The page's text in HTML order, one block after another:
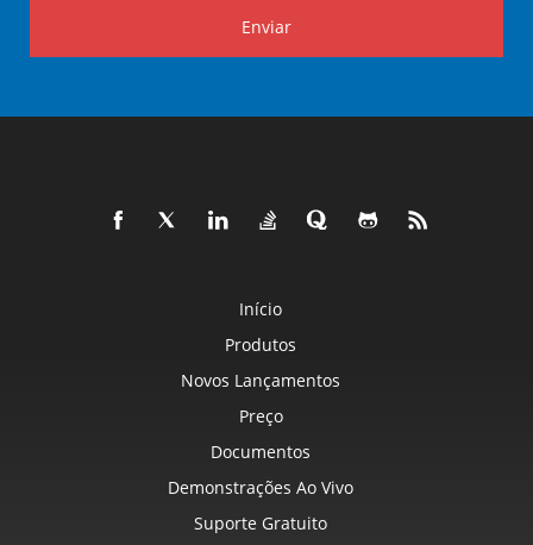
Enviar
Início
Produtos
Novos Lançamentos
Preço
Documentos
Demonstrações Ao Vivo
Suporte Gratuito